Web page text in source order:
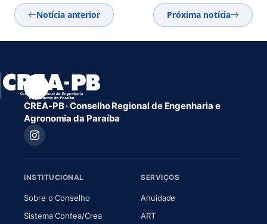
Notícia anterior Próxima notícia
CREA-PB · Conselho Regional de Engenharia e
Agronomia da Paraíba
INSTITUCIONAL
Sobre o Conselho(abre em nova aba)
Sistema Confea/Crea(abre em nova aba)
SERVIÇOS
Anuidade
ART(abre em nova aba)